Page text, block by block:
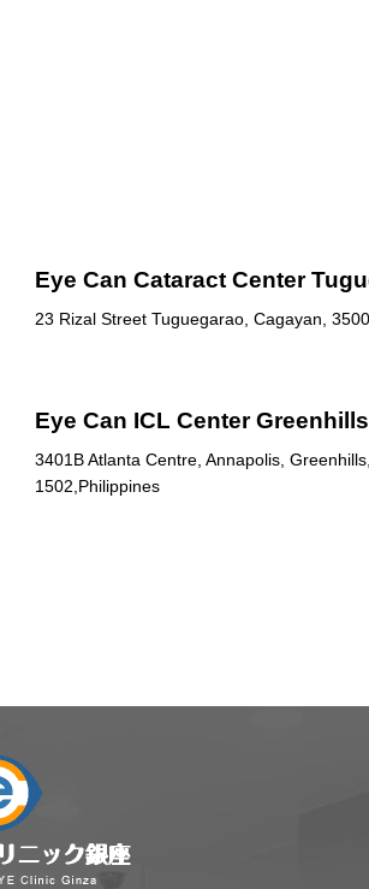
Eye Can Cataract Center
23 Rizal Street Tuguegarao, Cagayan,
Eye Can ICL Center
3401B Atlanta Centre, Annapolis,
1502,Philippines